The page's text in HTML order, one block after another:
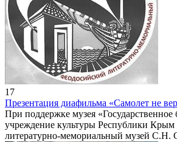
17
Презентация диафильма «Самолет не
При поддержке музея
учреждение культуры Республики
литературно-мемориальный музей С.Н.